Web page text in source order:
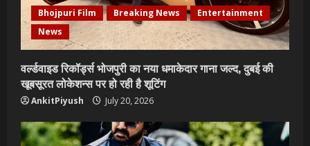
Bhojpuri Film Breaking News
Entertainment
News
वर्ल्डवाइड रिकॉर्ड्स भोजपुरी का नया धमाकेदार गाना जल्द, दुबई की
खूबसूरत लोकेशन्स पर हो रही है शूटिंग
AnkitPiyush July 20, 2026